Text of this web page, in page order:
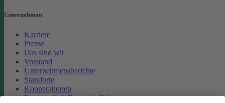
Unternehmen
Karriere
Presse
Das sind wir
Vorstand
Unternehmensberichte
Standorte
Kooperationen
Partnerschaft Deutsche Bahn